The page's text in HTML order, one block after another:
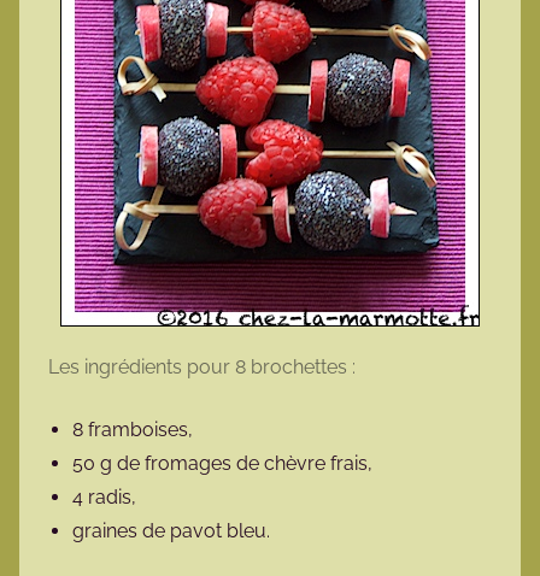
Les ingrédients pour 8 brochettes :
8 framboises,
50 g de fromages de chèvre frais,
4 radis,
graines de pavot bleu.